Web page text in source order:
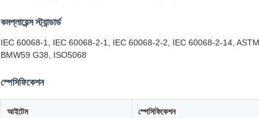
কমপ্লায়েন্স স্ট্যান্ডার্ড
IEC 60068-1, IEC 60068-2-1, IEC 60068-2-2, IEC 60068-2-14,
BMW59 G38, ISO5068
স্পেসিফিকেশন
আইটেম স্পেসিফিকেশন